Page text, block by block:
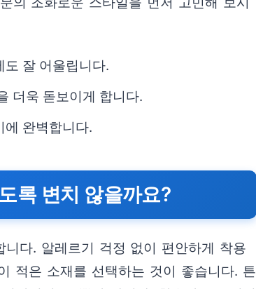
도 잘 어울립니다.
더욱 돋보이게 합니다.
에 완벽합니다.
록 변치 않을까요?
다. 알레르기 걱정 없이 편안하게 착용
적은 소재를 선택하는 것이 좋습니다. 튼